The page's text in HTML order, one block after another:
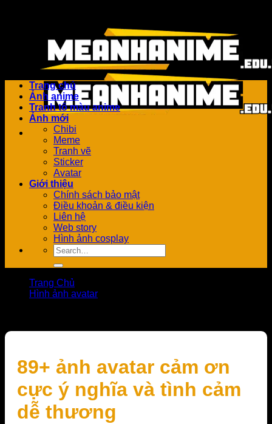
Trang chủ
Ảnh anime
Tranh tô màu anime
Ảnh mới
Chibi
Meme
Tranh vẽ
Sticker
Avatar
Giới thiệu
Chính sách bảo mật
Điều khoản & điều kiện
Liên hệ
Web story
Hình ảnh cosplay
Trang Chủ
Hình ảnh avatar
89+ ảnh avatar cảm ơn
cực ý nghĩa và tình cảm
dễ thương